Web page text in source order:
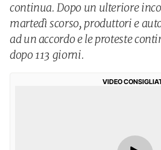
continua. Dopo un ulteriore
martedì scorso, produttori e
ad un accordo e le proteste
dopo 113 giorni.
VIDEO